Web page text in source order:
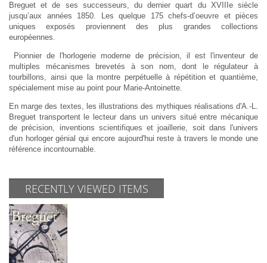
Breguet et de ses successeurs, du dernier quart du XVIIIe siècle
jusqu’aux années 1850. Les quelque 175 chefs-d’oeuvre et pièces
uniques exposés proviennent des plus grandes collections
européennes.
Pionnier de l'horlogerie moderne de précision, il est l'inventeur de
multiples mécanismes brevetés à son nom, dont le régulateur à
tourbillons, ainsi que la montre perpétuelle à répétition et quantième,
spécialement mise au point pour Marie-Antoinette.
En marge des textes, les illustrations des mythiques réalisations d'A.-L.
Breguet transportent le lecteur dans un univers situé entre mécanique
de précision, inventions scientifiques et joaillerie, soit dans l'univers
d'un horloger génial qui encore aujourd'hui reste à travers le monde une
référence incontournable.
RECENTLY VIEWED ITEMS